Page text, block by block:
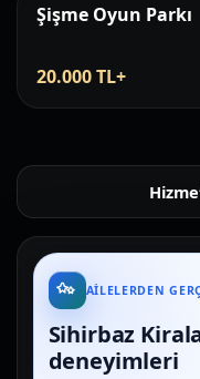
Şişme Oyun Parkı
20.000 TL+
AILELERDEN
Sihirbaz
deneyimleri